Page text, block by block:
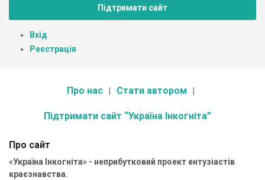
Підтримати сайт
Вхід
Реєстрація
Про нас Стати автором
Підтримати сайт “Україна Інкогніта”
Про сайт
«Україна Інкогніта» - неприбутковий проект ентузіастів
краєзнавства.